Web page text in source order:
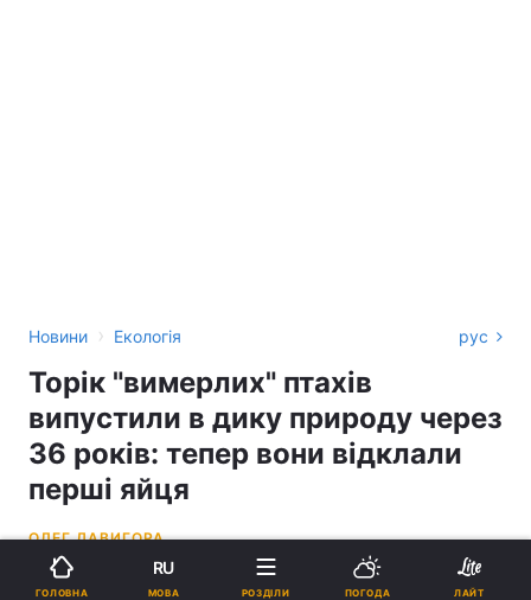
Новини › Екологія рус
Торік "вимерлих" птахів
випустили в дику природу через
36 років: тепер вони відклали
перші яйця
ОЛЕГ ДАВИГОРА
17:14, 05.05.25
ГОЛОВНА
RU
МОВА РОЗДІЛИ ПОГОДА ЛАЙТ